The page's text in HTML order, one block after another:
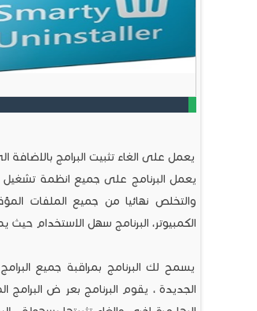
يعمل على الغاء تثبيت البرامج
يعمل البرنامج على جميع انظمة
والتخلص نهائيا من جميع الملفات
الكمبيوتر، البرنامج سهل الاستخدام حيث
يسمح لك البرنامج بمراقبة جميع
الجديدة ، يقوم البرنامج بعر ض